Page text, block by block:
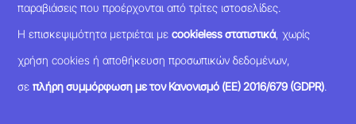
παραβιάσεις που προέρχονται από τρίτες ιστοσελίδες.
Η επισκεψιμότητα μετριέται μεcookieless στατιστικά, χωρίς
χρήση cookies ή αποθήκευση προσωπικών δεδομένων,
σεπλήρη συμμόρφωση με τον Κανονισμό (ΕΕ) 2016/679 (GDPR).